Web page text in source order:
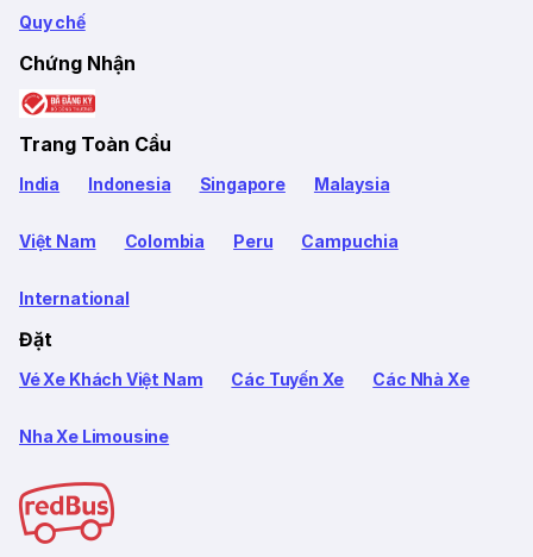
Quy chế
Chứng Nhận
Trang Toàn Cầu
India Indonesia Singapore Malaysia
Việt Nam Colombia Peru Campuchia
International
Đặt
Vé Xe Khách Việt Nam Các Tuyến Xe Các Nhà Xe
Nha Xe Limousine